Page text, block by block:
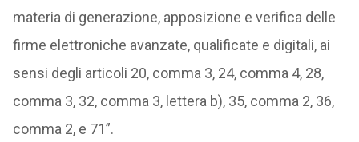
materia di generazione, apposizione e verifica delle
firme elettroniche avanzate, qualificate e digitali, ai
sensi degli articoli 20, comma 3, 24, comma 4, 28,
comma 3, 32, comma 3, lettera b), 35, comma 2, 36,
comma 2, e 71”.